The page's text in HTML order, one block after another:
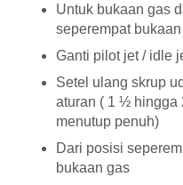
Untuk bukaan gas
seperempat
Ganti pilot jet / idle
Setel ulang skrup
aturan ( 1 ½ hingga
menutup penuh)
Dari posisi
bukaan gas